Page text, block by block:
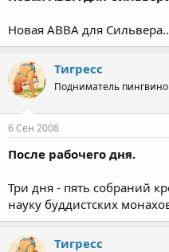
Новая АВВА для
Тигресс
Подниматель
6 Сен 2008
После рабочего дня.
Три дня - пять собраний
науку буддистcких
Тигресс